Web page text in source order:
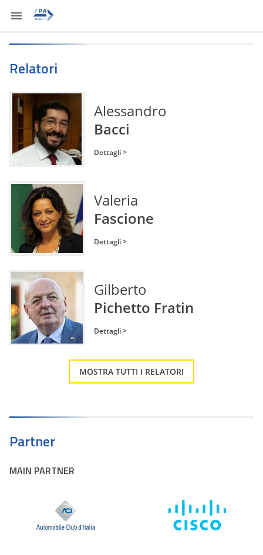
Relatori
Alessandro
Bacci
Dettagli >
Valeria
Fascione
Dettagli >
Gilberto
Pichetto Fratin
Dettagli >
MOSTRA TUTTI I RELATORI
Partner
MAIN PARTNER